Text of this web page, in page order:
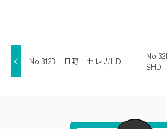
No.3123 日野 セレガHD
SHD